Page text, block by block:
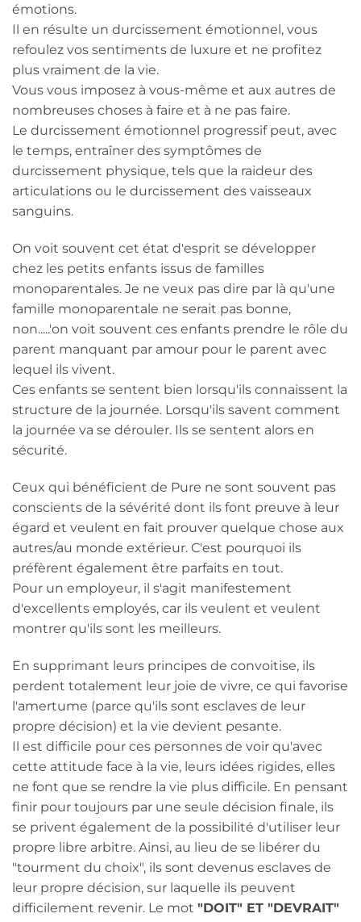
émotions.
Il en résulte un durcissement émotionnel, vous
refoulez vos sentiments de luxure et ne profitez
plus vraiment de la vie.
Vous vous imposez à vous-même et aux autres de
nombreuses choses à faire et à ne pas faire.
Le durcissement émotionnel progressif peut, avec
le temps, entraîner des symptômes de
durcissement physique, tels que la raideur des
articulations ou le durcissement des vaisseaux
sanguins.
On voit souvent cet état d'esprit se développer
chez les petits enfants issus de familles
monoparentales. Je ne veux pas dire par là qu'une
famille monoparentale ne serait pas bonne,
non.....'on voit souvent ces enfants prendre le rôle du
parent manquant par amour pour le parent avec
lequel ils vivent.
Ces enfants se sentent bien lorsqu'ils connaissent la
structure de la journée. Lorsqu'ils savent comment
la journée va se dérouler. Ils se sentent alors en
sécurité.
Ceux qui bénéficient de Pure ne sont souvent pas
conscients de la sévérité dont ils font preuve à leur
égard et veulent en fait prouver quelque chose aux
autres/au monde extérieur. C'est pourquoi ils
préfèrent également être parfaits en tout.
Pour un employeur, il s'agit manifestement
d'excellents employés, car ils veulent et veulent
montrer qu'ils sont les meilleurs.
En supprimant leurs principes de convoitise, ils
perdent totalement leur joie de vivre, ce qui favorise
l'amertume (parce qu'ils sont esclaves de leur
propre décision) et la vie devient pesante.
Il est difficile pour ces personnes de voir qu'avec
cette attitude face à la vie, leurs idées rigides, elles
ne font que se rendre la vie plus difficile. En pensant
finir pour toujours par une seule décision finale, ils
se privent également de la possibilité d'utiliser leur
propre libre arbitre. Ainsi, au lieu de se libérer du
"tourment du choix", ils sont devenus esclaves de
leur propre décision, sur laquelle ils peuvent
difficilement revenir. Le mot "DOIT" ET "DEVRAIT"